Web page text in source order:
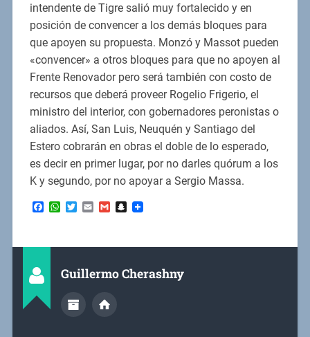
intendente de Tigre salió muy fortalecido y en
posición de convencer a los demás bloques para
que apoyen su propuesta. Monzó y Massot pueden
«convencer» a otros bloques para que no apoyen al
Frente Renovador pero será también con costo de
recursos que deberá proveer Rogelio Frigerio, el
ministro del interior, con gobernadores peronistas o
aliados. Así, San Luis, Neuquén y Santiago del
Estero cobrarán en obras el doble de lo esperado,
es decir en primer lugar, por no darles quórum a los
K y segundo, por no apoyar a Sergio Massa.
Facebook
WhatsApp
Twitter
EmailGmailSnapchat
Guillermo Cherashny